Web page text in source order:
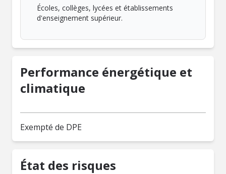
Écoles, collèges, lycées et établissements
d'enseignement supérieur.
Performance énergétique et
climatique
Exempté de DPE
État des risques